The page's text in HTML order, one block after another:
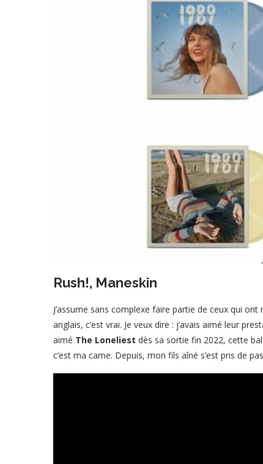
Rush!, Maneskin
J’assume sans complexe faire partie de ceux qui
anglais, c’est vrai. Je veux dire : j’avais aimé leur
aimé The Loneliest dès sa sortie fin 2022, cette
c’est ma came. Depuis, mon fils aîné s’est pris de